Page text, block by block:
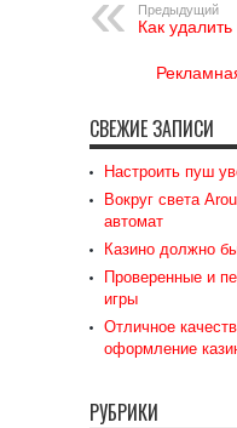
Предыдущий
Как
СВЕЖИЕ ЗАПИСИ
Настроить пуш
Вокруг света
автомат
Казино должно
Проверенные и
игры
Отличное
оформление
РУБРИКИ